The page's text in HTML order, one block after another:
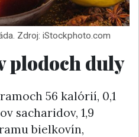
Zdroj: iStockphoto.com
plodoch duly
56 kalórií, 0,1
sacharidov, 1,9
bielkovín,